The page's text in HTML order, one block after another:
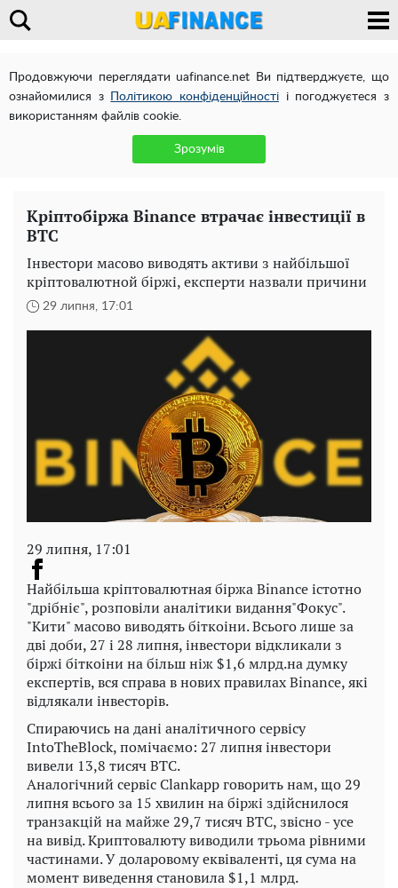
Продовжуючи переглядати uafinance.net Ви підтверджуєте, що
ознайомилися з
Політикою конфіденційності і погоджуєтеся з
використанням файлів cookie.
Зрозумів
Кріптобіржа Binance втрачає інвестиції в
ВТС
Інвестори масово виводять активи з найбільшої
кріптовалютной біржі, експерти назвали причини
29 липня, 17:01
29 липня, 17:01
Найбільша кріптовалютная біржа Binance істотно
"дрібніє", розповіли аналітики видання"Фокус".
"Кити" масово виводять біткоіни. Всього лише за
дві доби, 27 і 28 липня, інвестори відкликали з
біржі біткоіни на більш ніж $1,6 млрд.на думку
експертів, вся справа в нових правилах Binance, які
відлякали інвесторів.
Спираючись на дані аналітичного сервісу
IntoTheBlock, помічаємо: 27 липня інвестори
вивели 13,8 тисяч ВТС.
Аналогічний сервіс Clankapp говорить нам, що 29
липня всього за 15 хвилин на біржі здійснилося
транзакцій на майже 29,7 тисяч ВТС, звісно - усе
на вивід. Криптовалюту виводили трьома рівними
частинами. У доларовому еквіваленті, ця сума на
момент виведення становила $1,1 млрд.